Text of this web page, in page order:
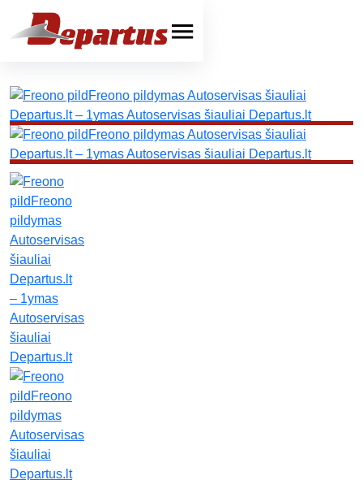
Paslaugos
Automobilių remontas
Sunkvežimių remontas
Priekabų remontas